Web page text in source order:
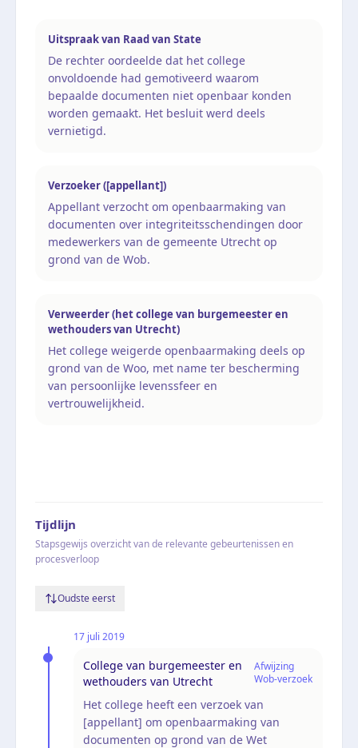
Uitspraak van Raad van State
De rechter oordeelde dat het college
onvoldoende had gemotiveerd waarom
bepaalde documenten niet openbaar konden
worden gemaakt. Het besluit werd deels
vernietigd.
Verzoeker ([appellant])
Appellant verzocht om openbaarmaking van
documenten over integriteitsschendingen door
medewerkers van de gemeente Utrecht op
grond van de Wob.
Verweerder (het college van burgemeester en
wethouders van Utrecht)
Het college weigerde openbaarmaking deels op
grond van de Woo, met name ter bescherming
van persoonlijke levenssfeer en
vertrouwelijkheid.
Tijdlijn
Stapsgewijs overzicht van de relevante gebeurtenissen en
procesverloop
Oudste eerst
17 juli 2019
College van burgemeester en
wethouders van Utrecht
Afwijzing
Wob-verzoek
Het college heeft een verzoek van
[appellant] om openbaarmaking van
documenten op grond van de Wet